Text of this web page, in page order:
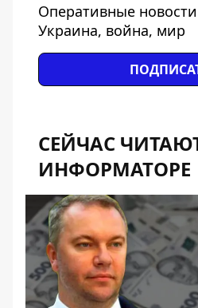
Оперативные
Украина, война, мир
СЕЙЧАС
ИНФОРМАТОРЕ